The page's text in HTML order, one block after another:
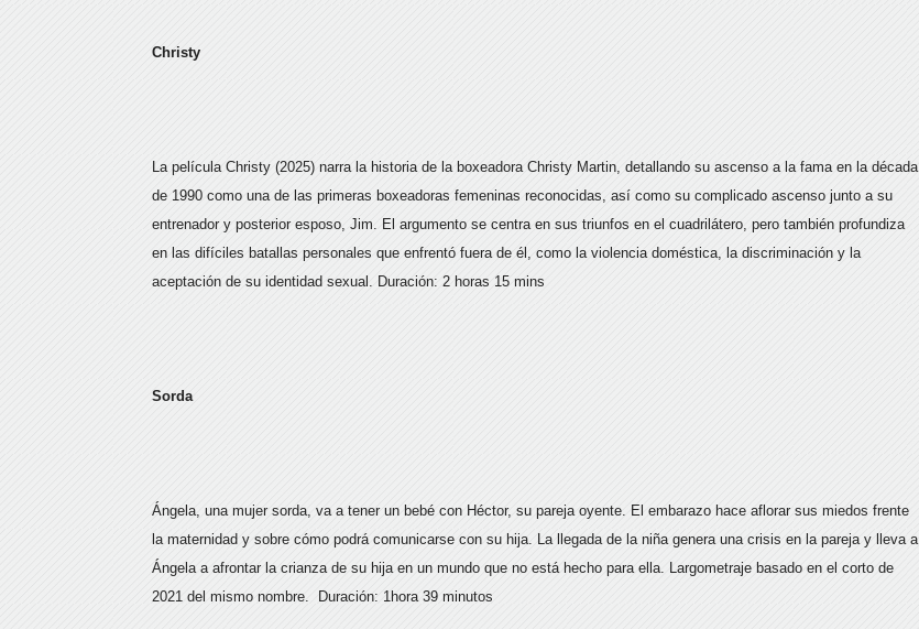
Christy
La película Christy (2025) narra la historia de la boxeadora Christy Martin, detallando su ascenso a la fama en la década
de 1990 como una de las primeras boxeadoras femeninas reconocidas, así como su complicado ascenso junto a su
entrenador y posterior esposo, Jim. El argumento se centra en sus triunfos en el cuadrilátero, pero también profundiza
en las difíciles batallas personales que enfrentó fuera de él, como la violencia doméstica, la discriminación y la
aceptación de su identidad sexual. Duración: 2 horas 15 mins
Sorda
Ángela, una mujer sorda, va a tener un bebé con Héctor, su pareja oyente. El embarazo hace aflorar sus miedos frente
la maternidad y sobre cómo podrá comunicarse con su hija. La llegada de la niña genera una crisis en la pareja y lleva a
Ángela a afrontar la crianza de su hija en un mundo que no está hecho para ella. Largometraje basado en el corto de
2021 del mismo nombre. Duración: 1hora 39 minutos